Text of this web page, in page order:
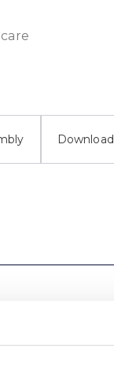
Download
Mounting